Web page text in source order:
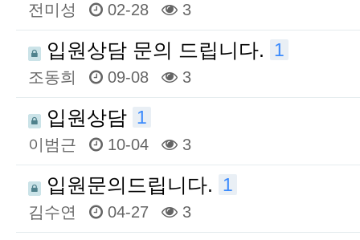
전미성 02-28 3
입원상담 문의 드립니다. 1
조동희 09-08 3
입원상담 1
이범근 10-04 3
입원문의드립니다. 1
김수연 04-27 3